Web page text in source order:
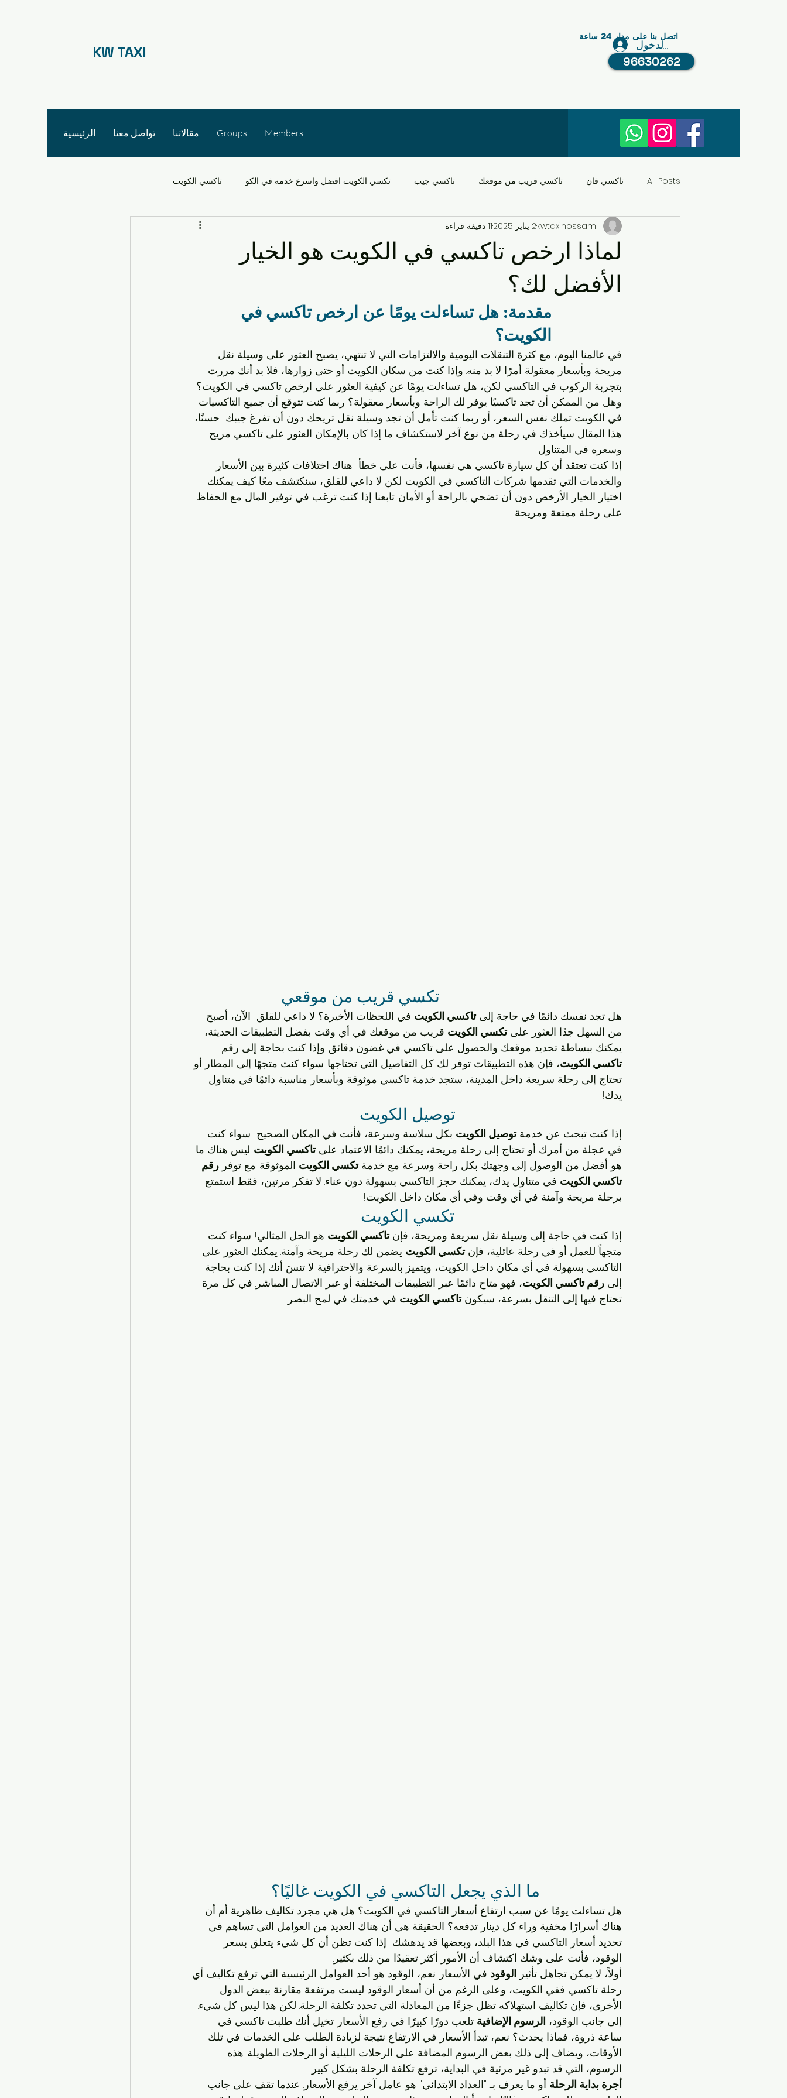
KW TAXI
اتصل بنا على مدار 24 ساعة
96630262
تسجيل الدخول
الرئيسية تواصل معنا مقالاتنا Groups Members
All Posts تاكسي فان تاكسي قريب من موقعك تاكسي جيب تكسي الكويت افضل واسرع خدمه في الكو تاكسي الكويت
النقل في الكويت عبد الله مبارك خدمات النقل في الكويت
الحياة اليومية في الكويت تاكسي في الكويت
مواصلات المطار تاكسي الأفنيوز تكسيات الكويت شركات التاكسي مشاوير يومية
خدمات التاكسي في الكويت النقل والمواصلات تاكسي صباح السالم توصيل سريع خدمات النقل المحلي
تكاسي الكويت خدمات السفر والتنقل خدمات النقل
لماذا ارخص تاكسي في الكويت هو الخيار
الأفضل لك؟
kwtaxihossam2 يناير 2025 11 دقيقة قراءة
مقدمة: هل تساءلت يومًا عن ارخص تاكسي في
الكويت؟
في عالمنا اليوم، مع كثرة التنقلات اليومية والالتزامات التي لا تنتهي، يصبح العثور على وسيلة نقل
مريحة وبأسعار معقولة أمرًا لا بد منه. وإذا كنت من سكان الكويت أو حتى زوارها، فلا بد أنك مررت
بتجربة الركوب في التاكسي. لكن، هل تساءلت يومًا عن كيفية العثور على ارخص تاكسي في الكويت؟
وهل من الممكن أن تجد تاكسيًا يوفر لك الراحة وبأسعار معقولة؟ ربما كنت تتوقع أن جميع التاكسيات
في الكويت تملك نفس السعر، أو ربما كنت تأمل أن تجد وسيلة نقل تريحك دون أن تفرغ جيبك! حسنًا،
هذا المقال سيأخذك في رحلة من نوع آخر لاستكشاف ما إذا كان بالإمكان العثور على تاكسي مريح
وسعره في المتناول.
إذا كنت تعتقد أن كل سيارة تاكسي هي نفسها، فأنت على خطأ! هناك اختلافات كثيرة بين الأسعار
والخدمات التي تقدمها شركات التاكسي في الكويت. لكن لا داعي للقلق، سنكتشف معًا كيف يمكنك
اختيار الخيار الأرخص دون أن تضحي بالراحة أو الأمان. تابعنا إذا كنت ترغب في توفير المال مع الحفاظ
على رحلة ممتعة ومريحة.
تكسي قريب من موقعي
هل تجد نفسك دائمًا في حاجة إلى تاكسي الكويت في اللحظات الأخيرة؟ لا داعي للقلق! الآن، أصبح
من السهل جدًا العثور على تكسي الكويت قريب من موقعك في أي وقت. بفضل التطبيقات الحديثة،
يمكنك ببساطة تحديد موقعك والحصول على تاكسي في غضون دقائق. وإذا كنت بحاجة إلى رقم
تاكسي الكويت، فإن هذه التطبيقات توفر لك كل التفاصيل التي تحتاجها. سواء كنت متجهًا إلى المطار أو
تحتاج إلى رحلة سريعة داخل المدينة، ستجد خدمة تاكسي موثوقة وبأسعار مناسبة دائمًا في متناول
يدك!
توصيل الكويت
إذا كنت تبحث عن خدمة توصيل الكويت بكل سلاسة وسرعة، فأنت في المكان الصحيح! سواء كنت
في عجلة من أمرك أو تحتاج إلى رحلة مريحة، يمكنك دائمًا الاعتماد على تاكسي الكويت. ليس هناك ما
هو أفضل من الوصول إلى وجهتك بكل راحة وسرعة مع خدمة تكسي الكويت الموثوقة. مع توفر رقم
تاكسي الكويت في متناول يدك، يمكنك حجز التاكسي بسهولة دون عناء. لا تفكر مرتين، فقط استمتع
برحلة مريحة وآمنة في أي وقت وفي أي مكان داخل الكويت!
تكسي الكويت
إذا كنت في حاجة إلى وسيلة نقل سريعة ومريحة، فإن تاكسي الكويت هو الحل المثالي! سواء كنت
متجهاً للعمل أو في رحلة عائلية، فإن تكسي الكويت يضمن لك رحلة مريحة وآمنة. يمكنك العثور على
التاكسي بسهولة في أي مكان داخل الكويت، ويتميز بالسرعة والاحترافية. لا تنسَ أنك إذا كنت بحاجة
إلى رقم تاكسي الكويت، فهو متاح دائمًا عبر التطبيقات المختلفة أو عبر الاتصال المباشر. في كل مرة
تحتاج فيها إلى التنقل بسرعة، سيكون تاكسي الكويت في خدمتك في لمح البصر.
ما الذي يجعل التاكسي في الكويت غاليًا؟
هل تساءلت يومًا عن سبب ارتفاع أسعار التاكسي في الكويت؟ هل هي مجرد تكاليف ظاهرية أم أن
هناك أسرارًا مخفية وراء كل دينار تدفعه؟ الحقيقة هي أن هناك العديد من العوامل التي تساهم في
تحديد أسعار التاكسي في هذا البلد، وبعضها قد يدهشك! إذا كنت تظن أن كل شيء يتعلق بسعر
الوقود، فأنت على وشك اكتشاف أن الأمور أكثر تعقيدًا من ذلك بكثير.
أولاً، لا يمكن تجاهل تأثير الوقود في الأسعار. نعم، الوقود هو أحد العوامل الرئيسية التي ترفع تكاليف أي
رحلة تاكسي. ففي الكويت، وعلى الرغم من أن أسعار الوقود ليست مرتفعة مقارنة ببعض الدول
الأخرى، فإن تكاليف استهلاكه تظل جزءًا من المعادلة التي تحدد تكلفة الرحلة. لكن هذا ليس كل شيء.
إلى جانب الوقود، الرسوم الإضافية تلعب دورًا كبيرًا في رفع الأسعار. تخيل أنك طلبت تاكسي في
ساعة ذروة، فماذا يحدث؟ نعم، تبدأ الأسعار في الارتفاع نتيجة لزيادة الطلب على الخدمات في تلك
الأوقات، ويضاف إلى ذلك بعض الرسوم المضافة على الرحلات الليلية أو الرحلات الطويلة. هذه
الرسوم، التي قد تبدو غير مرئية في البداية، ترفع تكلفة الرحلة بشكل كبير.
أجرة بداية الرحلة أو ما يعرف بـ "العداد الابتدائي" هو عامل آخر يرفع الأسعار. عندما تقف على جانب